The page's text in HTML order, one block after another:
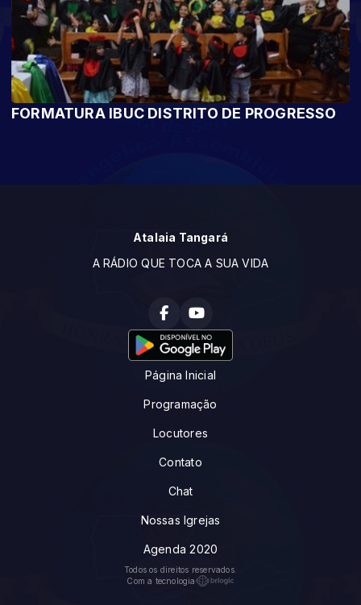
FORMATURA IBUC DISTRITO DE PROGRESSO
Atalaia Tangará
A RÁDIO QUE TOCA A SUA VIDA
Página Inicial
Programação
Locutores
Contato
Chat
Nossas Igrejas
Agenda 2020
Todos os direitos reservados.
Com a tecnologia